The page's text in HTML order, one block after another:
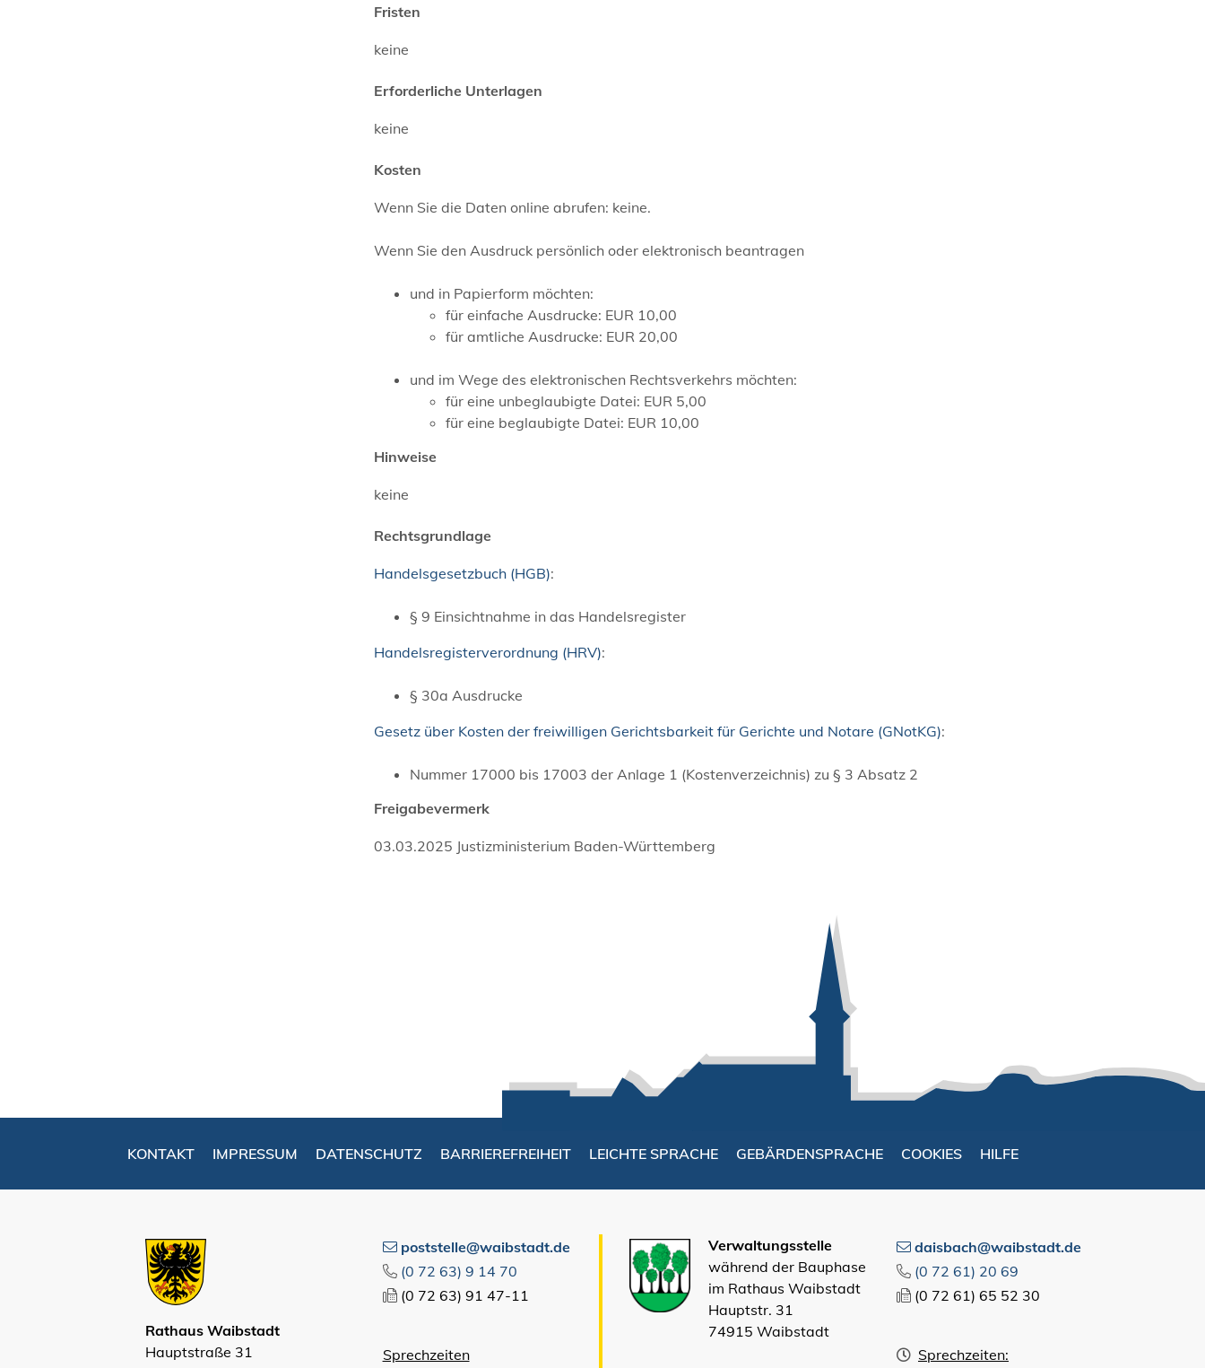
Fristen
keine
Erforderliche Unterlagen
keine
Kosten
Wenn Sie die Daten online abrufen: keine.
Wenn Sie den Ausdruck persönlich oder elektronisch beantragen
und in Papierform möchten:
für einfache Ausdrucke: EUR 10,00
für amtliche Ausdrucke: EUR 20,00
und im Wege des elektronischen Rechtsverkehrs möchten:
für eine unbeglaubigte Datei: EUR 5,00
für eine beglaubigte Datei: EUR 10,00
Hinweise
keine
Rechtsgrundlage
Handelsgesetzbuch (HGB):
§ 9 Einsichtnahme in das Handelsregister
Handelsregisterverordnung (HRV):
§ 30a Ausdrucke
Gesetz über Kosten der freiwilligen Gerichtsbarkeit für Gerichte und Notare (GNotKG):
Nummer 17000 bis 17003 der Anlage 1 (Kostenverzeichnis) zu § 3 Absatz 2
Freigabevermerk
03.03.2025 Justizministerium Baden-Württemberg
KONTAKT IMPRESSUM DATENSCHUTZ BARRIEREFREIHEIT LEICHTE SPRACHE GEBÄRDENSPRACHE COOKIES HILFE
Rathaus Waibstadt
Hauptstraße 31
poststelle@waibstadt.de
(0 72 63) 9 14 70
(0 72 63) 91 47-11
Sprechzeiten
Verwaltungsstelle
während der Bauphase
im Rathaus Waibstadt
Hauptstr. 31
74915 Waibstadt
daisbach@waibstadt.de
(0 72 61) 20 69
(0 72 61) 65 52 30
Sprechzeiten: